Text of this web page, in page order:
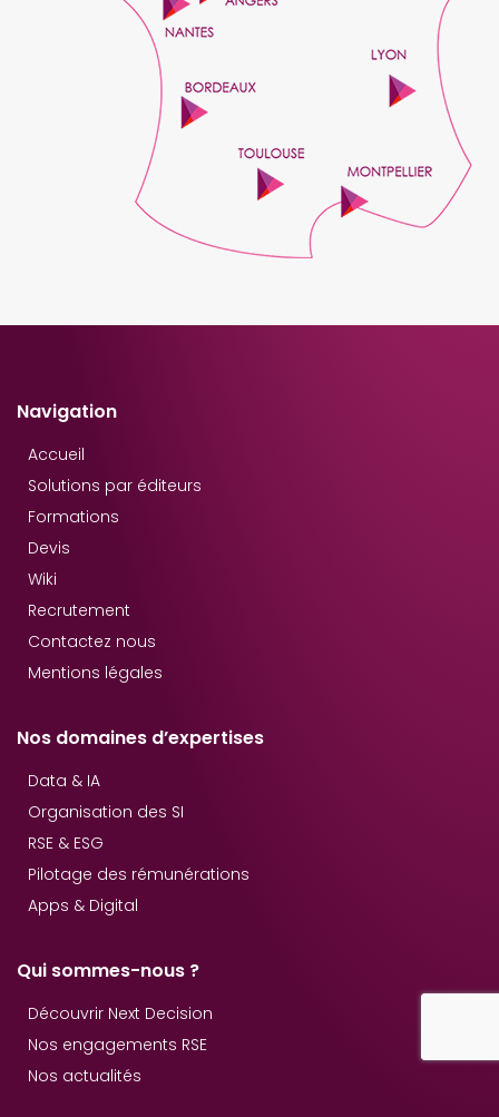
Navigation
Accueil
Solutions par éditeurs
Formations
Devis
Wiki
Recrutement
Contactez nous
Mentions légales
Nos domaines d’expertises
Data & IA
Organisation des SI
RSE & ESG
Pilotage des rémunérations
Apps & Digital
Qui sommes-nous ?
Découvrir Next Decision
Nos engagements RSE
Nos actualités